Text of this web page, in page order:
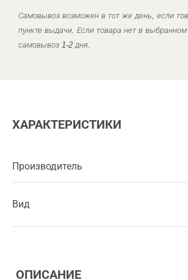
Самовывоз возможен в тот же день, если
пункте выдачи. Если товара нет в
самовывоз 1-2 дня.
ХАРАКТЕРИСТИКИ
Производитель
Вид
ОПИСАНИЕ